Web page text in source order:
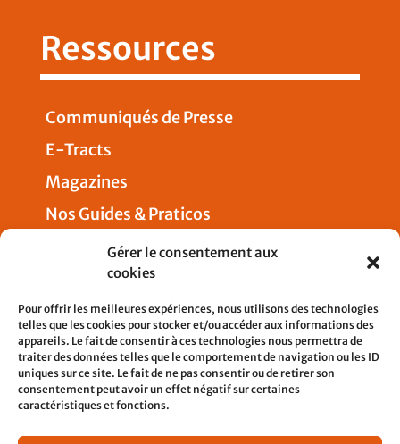
Gérer le consentement aux
cookies
Pour offrir les meilleures expériences, nous utilisons des technologies
telles que les cookies pour stocker et/ou accéder aux informations des
appareils. Le fait de consentir à ces technologies nous permettra de
traiter des données telles que le comportement de navigation ou les ID
uniques sur ce site. Le fait de ne pas consentir ou de retirer son
consentement peut avoir un effet négatif sur certaines
caractéristiques et fonctions.
Ressources
Communiqués de Presse
E-Tracts
Magazines
Nos Guides & Praticos
Nous joindre
5, rue Pleyel
93200 SAINT-DENIS
contact@cfdtcheminots.org